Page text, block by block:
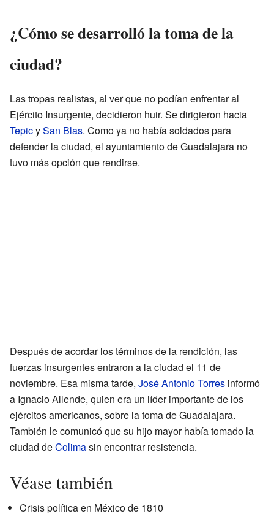
¿Cómo se desarrolló la toma de la
ciudad?
Las tropas realistas, al ver que no podían enfrentar al
Ejército Insurgente, decidieron huir. Se dirigieron hacia
TepicySan Blas. Como ya no había soldados para
defender la ciudad, el ayuntamiento de Guadalajara no
tuvo más opción que rendirse.
Después de acordar los términos de la rendición, las
fuerzas insurgentes entraron a la ciudad el 11 de
noviembre. Esa misma tarde, José Antonio Torres informó
a Ignacio Allende, quien era un líder importante de los
ejércitos americanos, sobre la toma de Guadalajara.
También le comunicó que su hijo mayor había tomado la
ciudad deColimasin encontrar resistencia.
Véase también
Crisis política en México de 1810